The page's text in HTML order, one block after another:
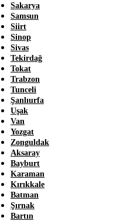
Sakarya
Samsun
Siirt
Sinop
Sivas
Tekirdağ
Tokat
Trabzon
Tunceli
Şanlıurfa
Uşak
Van
Yozgat
Zonguldak
Aksaray
Bayburt
Karaman
Kırıkkale
Batman
Şırnak
Bartın